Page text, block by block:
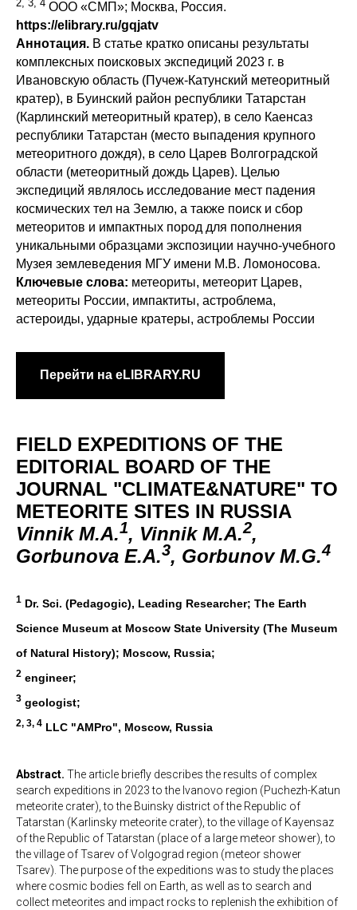
ООО «СМП»; Москва, Россия.
https://elibrary.ru/gqjatv
Аннотация. В статье кратко описаны результаты
комплексных поисковых экспедиций 2023 г. в
Ивановскую область (Пучеж-Катунский метеоритный
кратер), в Буинский район республики Татарстан
(Карлинский метеоритный кратер), в село Каенсаз
республики Татарстан (место выпадения крупного
метеоритного дождя), в село Царев Волгоградской
области (метеоритный дождь Царев). Целью
экспедиций являлось исследование мест падения
космических тел на Землю, а также поиск и сбор
метеоритов и импактных пород для пополнения
уникальными образцами экспозиции научно-учебного
Музея землеведения МГУ имени М.В. Ломоносова.
Ключевые слова: метеориты, метеорит Царев,
метеориты России, импактиты, астроблема,
астероиды, ударные кратеры, астроблемы России
Перейти на eLIBRARY.RU
FIELD EXPEDITIONS OF THE
EDITORIAL BOARD OF THE
JOURNAL "CLIMATE&NATURE" TO
METEORITE SITES IN RUSSIA
Vinnik M.A.1, Vinnik M.A.2,
Gorbunova E.A.3, Gorbunov M.G.4
1 Dr. Sci. (Pedagogic), Leading Researcher; The Earth
Science Museum at Moscow State University (The Museum
of Natural History); Moscow, Russia;
2 engineer;
3 geologist;
2, 3, 4 LLC "AMPro", Moscow, Russia
Abstract. The article briefly describes the results of complex
search expeditions in 2023 to the Ivanovo region (Puchezh-Katun
meteorite crater), to the Buinsky district of the Republic of
Tatarstan (Karlinsky meteorite crater), to the village of Kayensaz
of the Republic of Tatarstan (place of a large meteor shower), to
the village of Tsarev of Volgograd region (meteor shower
Tsarev). The purpose of the expeditions was to study the places
where cosmic bodies fell on Earth, as well as to search and
collect meteorites and impact rocks to replenish the exhibition of